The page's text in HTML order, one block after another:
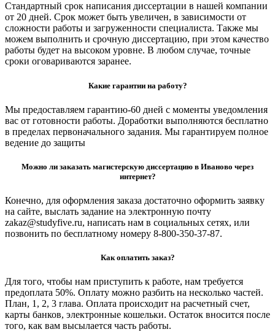
Стандартный срок написания диссертации в нашей компании
от 20 дней. Срок может быть увеличен, в зависимости от
сложности работы и загруженности специалиста. Также мы
можем выполнить и срочную диссертацию, при этом качество
работы будет на высоком уровне. В любом случае, точные
сроки оговариваются заранее.
Какие гарантии на работу?
Мы предоставляем гарантию-60 дней с моменты уведомления
вас от готовности работы. Доработки выполняются бесплатно
в пределах первоначального задания. Мы гарантируем полное
ведение до защиты
Можно ли заказать магистерскую диссертацию в Иваново через
интернет?
Конечно, для оформления заказа достаточно оформить заявку
на сайте, выслать задание на электронную почту
zakaz@studyfive.ru, написать нам в социальных сетях, или
позвонить по бесплатному номеру 8-800-350-37-87.
Как оплатить заказ?
Для того, чтобы нам приступить к работе, нам требуется
предоплата 50%. Оплату можно разбить на несколько частей.
План, 1, 2, 3 глава. Оплата происходит на расчетный счет,
карты банков, электронные кошельки. Остаток вносится после
того, как вам высылается часть работы.